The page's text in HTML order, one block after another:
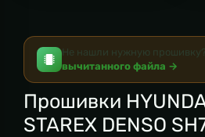
Не нашли нужную прошивку?
вычитанного файла →
Прошивки
STAREX DENSO